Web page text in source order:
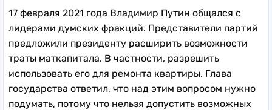
17 февраля 2021 года Владимир Путин общался с
лидерами думских фракций. Представители партий
предложили президенту расширить возможности
траты маткапитала. В частности, разрешить
использовать его для ремонта квартиры. Глава
государства ответил, что над этим вопросом нужно
подумать, потому что нельзя допустить возможных